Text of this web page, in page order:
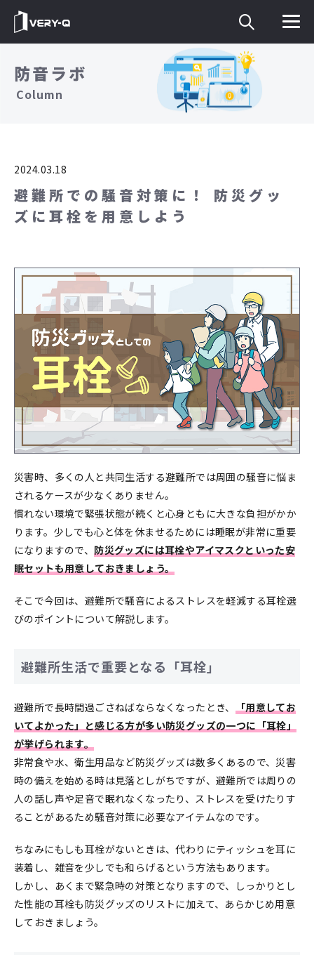
防音ラボ
Column
2024.03.18
避難所での騒音対策に！ 防災グッ
ズに耳栓を用意しよう
災害時、多くの人と共同生活する避難所では周囲の騒音に悩ま
されるケースが少なくありません。
慣れない環境で緊張状態が続くと心身ともに大きな負担がかか
ります。少しでも心と体を休ませるためには睡眠が非常に重要
になりますので、防災グッズには耳栓やアイマスクといった安
眠セットも用意しておきましょう。
そこで今回は、避難所で騒音によるストレスを軽減する耳栓選
びのポイントについて解説します。
避難所生活で重要となる「耳栓」
避難所で長時間過ごさねばならなくなったとき、 「用意してお
いてよかった」と感じる方が多い防災グッズの一つに「耳栓」
が挙げられます。
非常食や水、衛生用品など防災グッズは数多くあるので、災害
時の備えを始める時は見落としがちですが、避難所では周りの
人の話し声や足音で眠れなくなったり、ストレスを受けたりす
ることがあるため騒音対策に必要なアイテムなのです。
ちなみにもしも耳栓がないときは、代わりにティッシュを耳に
装着し、雑音を少しでも和らげるという方法もあります。
しかし、あくまで緊急時の対策となりますので、しっかりとし
た性能の耳栓も防災グッズのリストに加えて、あらかじめ用意
しておきましょう。